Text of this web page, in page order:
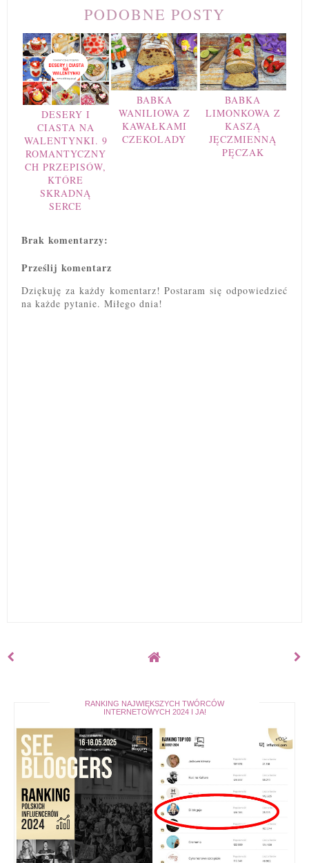
PODOBNE POSTY
DESERY I
CIASTA NA
WALENTYNKI. 9
ROMANTYCZNY
CH PRZEPISÓW,
KTÓRE
SKRADNĄ
SERCE
BABKA
WANILIOWA Z
KAWAŁKAMI
CZEKOLADY
BABKA
LIMONKOWA Z
KASZĄ
JĘCZMIENNĄ
PĘCZAK
Brak komentarzy:
Prześlij komentarz
Dziękuję za każdy komentarz! Postaram się odpowiedzieć
na każde pytanie. Miłego dnia!
RANKING NAJWIĘKSZYCH TWÓRCÓW
INTERNETOWYCH 2024 I JA!